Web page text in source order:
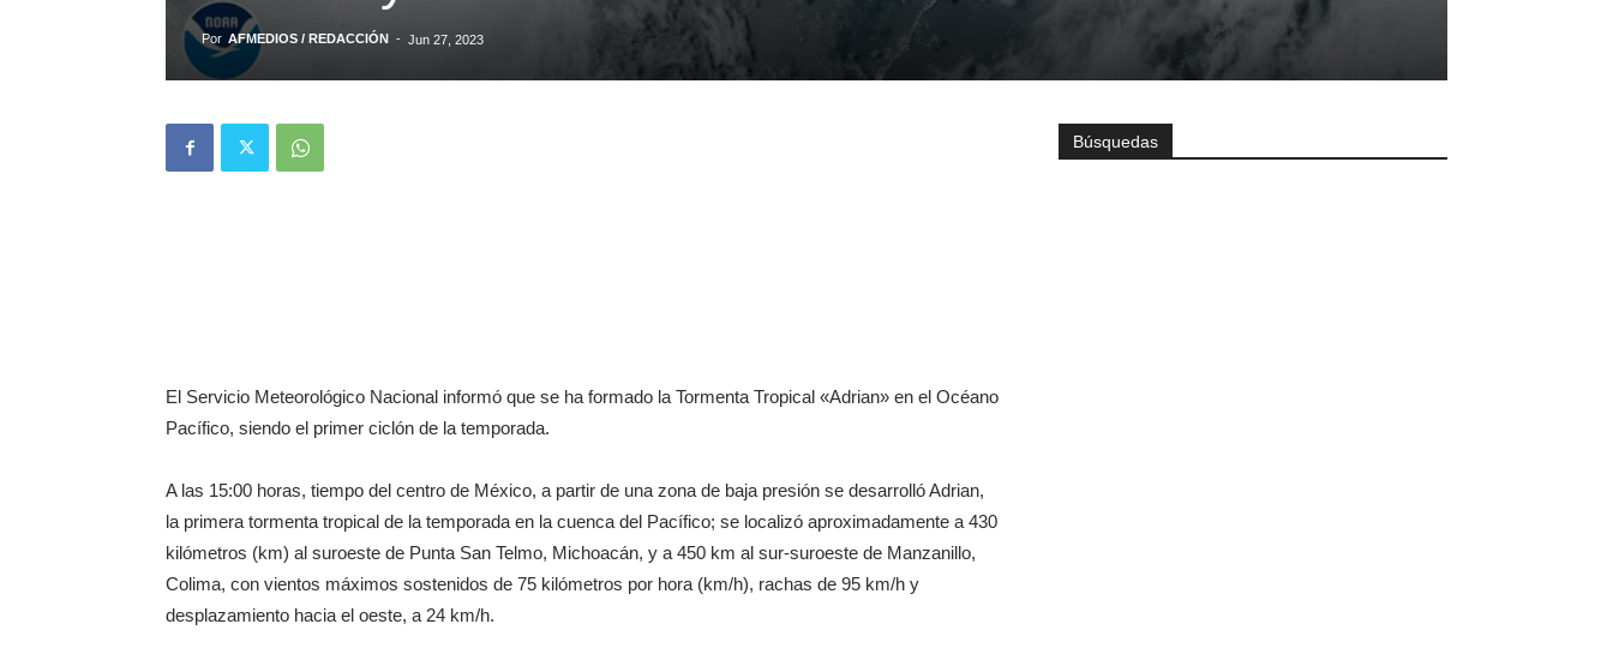
Por AFMEDIOS / REDACCIÓN - Jun 27, 2023
El Servicio Meteorológico Nacional informó que se ha formado la Tormenta Tropical «Adrian» en el Océano
Pacífico, siendo el primer ciclón de la temporada.
A las 15:00 horas, tiempo del centro de México, a partir de una zona de baja presión se desarrolló Adrian,
la primera tormenta tropical de la temporada en la cuenca del Pacífico; se localizó aproximadamente a 430
kilómetros (km) al suroeste de Punta San Telmo, Michoacán, y a 450 km al sur-suroeste de Manzanillo,
Colima, con vientos máximos sostenidos de 75 kilómetros por hora (km/h), rachas de 95 km/h y
desplazamiento hacia el oeste, a 24 km/h.
Búsquedas